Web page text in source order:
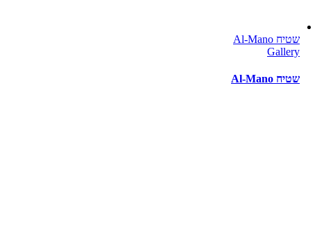
שטיח Al-Mano
Gallery
שטיח Al-Mano